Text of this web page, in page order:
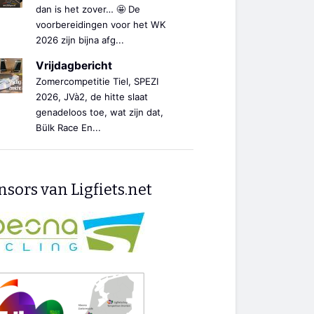
dan is het zover… 🤩 De
voorbereidingen voor het WK
2026 zijn bijna afg...
Vrijdagbericht
Zomercompetitie Tiel, SPEZI
2026, JVà2, de hitte slaat
genadeloos toe, wat zijn dat,
Bülk Race En...
van Ligfiets.net